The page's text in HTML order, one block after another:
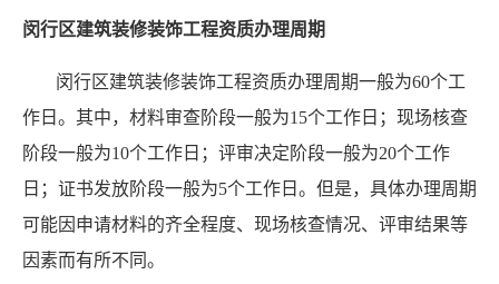
闵行区建筑装修装饰工程资质办理周期
闵行区建筑装修装饰工程资质办理周期一般为60个工
作日。其中，材料审查阶段一般为15个工作日；现场核查
阶段一般为10个工作日；评审决定阶段一般为20个工作
日；证书发放阶段一般为5个工作日。但是，具体办理周期
可能因申请材料的齐全程度、现场核查情况、评审结果等
因素而有所不同。